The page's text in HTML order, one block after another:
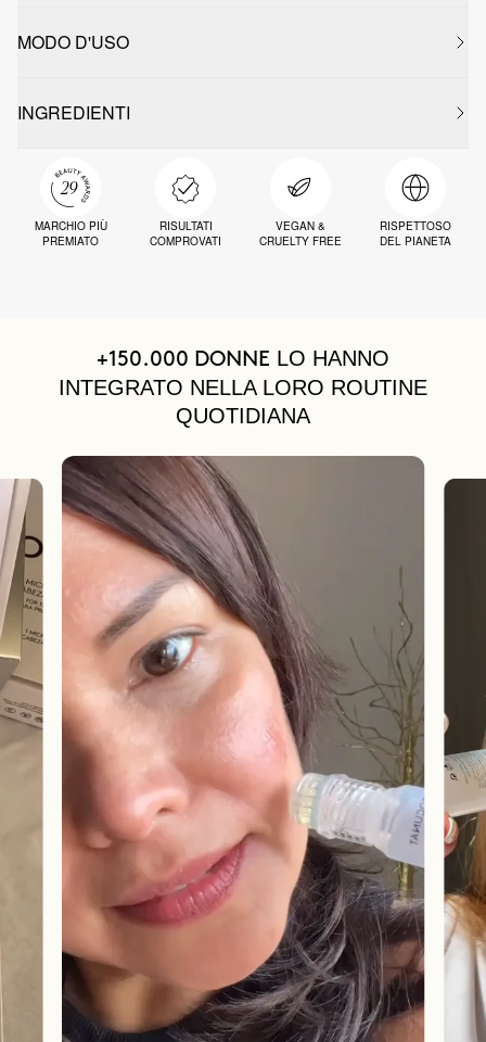
MODO D'USO
INGREDIENTI
MARCHIO PIÙ
PREMIATO
RISULTATI
COMPROVATI
VEGAN &
CRUELTY FREE
RISPETTOSO
DEL PIANETA
+150.000 DONNE LO HANNO
INTEGRATO NELLA LORO ROUTINE
QUOTIDIANA